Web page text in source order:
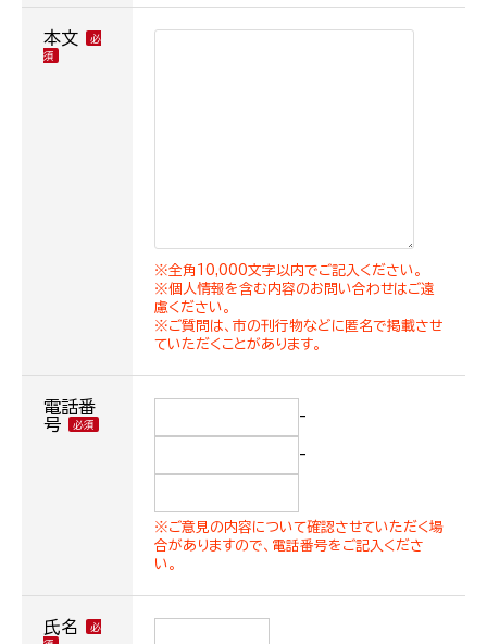
本文
※全角10,000文字以内でご記入ください。
※個人情報を含む内容のお問い合わせはご遠
慮ください。
※ご質問は、市の刊行物などに匿名で掲載させ
ていただくことがあります。
電話番
号
-
-
※ご意見の内容について確認させていただく場
合がありますので、電話番号をご記入くださ
い。
氏名